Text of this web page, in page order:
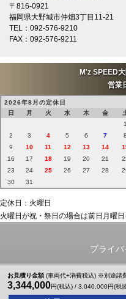
お見積り金額 (車両代+消費税込) ※別途諸
3,344,000円(税込) / 3,040,000円(税
2026/6/25
奈良 K様
トヨタ ハリアーにてご契約頂き有
2026/6/22
2026/6/19
大阪 法人E御中
トヨタ ランドクルーザー300にて
2026/6/17
2026/6/17
兵庫 K様
トヨタ アルファードにてご契約頂
〒816-0921
福岡県大野城市仲畑3丁目11-21
TEL：092-576-9210
FAX：092-576-9211
M'z SPEED
営業
2026年8月の定休日
日
月 火 水 木 金
1
2
3 4 5 6 7
8
9
10 11 12 13 14
16
17 18 19 20 21
23
24 25 26 27 28
30
31
定休日：火曜日
火曜日が祝・祭日の場合は前日月曜
プライ
Copyright © M'z